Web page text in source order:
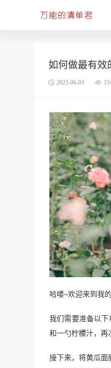
如何做最有效
2023-06-03
哈喽~欢迎来到我
我们需要准备以
和一勺柠檬汁，再
接下来，将黄瓜面